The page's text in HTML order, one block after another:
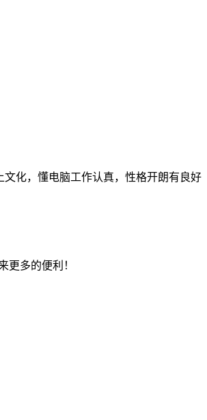
化，懂电脑工作认真，性格开朗有良好
更多的便利！